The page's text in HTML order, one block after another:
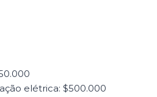
elétrica: $500.000